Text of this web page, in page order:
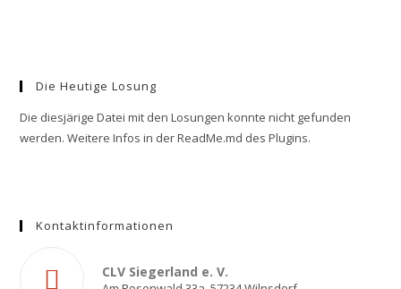
Die Heutige Losung
Die diesjärige Datei mit den Losungen konnte nicht gefunden
werden. Weitere Infos in der ReadMe.md des Plugins.
Kontaktinformationen
CLV Siegerland e. V.